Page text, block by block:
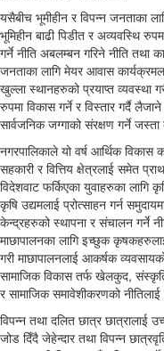
यसैबीच भूमीहीन र विपन्न जनताका
भूमिहीन बाढी पिडीत र अव्यवस्थि
गर्ने नीति अबलम्बन गरिने नीति तथा
जनताका लागि मेयर आवास
खुल्ला स्थानहरुको प्रयाप्त व्यवस्था
रुपमा विकास गर्ने र विस्तार गर्दै
सार्वजनिक जग्गाको संरक्षण गर्ने
नगरपालिकाले यो वर्ष आर्थिक विकास
सहकारी र वित्तिय क्षेत्रलाई समेत
विदेशवाट फर्किएका युवाहरुका लागि
कृषि उद्यमलाई प्रोत्साहन गर्न
केन्द्रहरुको स्थापना र संचालन गर्ने
माछापालनका लागि इच्छुक
गरी माछापालनलाई आकर्षक
सामाजिक विकास तर्फ खेलकुद,
र सामाजिक समावेशीकरणको नीतिलाई
विपन्न तथा दलित छात्र छात्रालाई
जोड दिँदै जेहेन्दार तथा विपन्न